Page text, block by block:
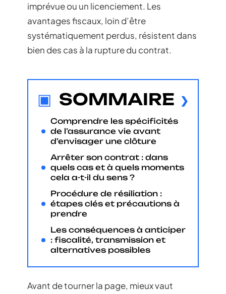
imprévue ou un licenciement. Les
avantages fiscaux, loin d’être
systématiquement perdus, résistent dans
bien des cas à la rupture du contrat.
SOMMAIRE
Comprendre les spécificités
de l’assurance vie avant
d’envisager une clôture
Arrêter son contrat : dans
quels cas et à quels moments
cela a-t-il du sens ?
Procédure de résiliation :
étapes clés et précautions à
prendre
Les conséquences à anticiper
: fiscalité, transmission et
alternatives possibles
Avant de tourner la page, mieux vaut